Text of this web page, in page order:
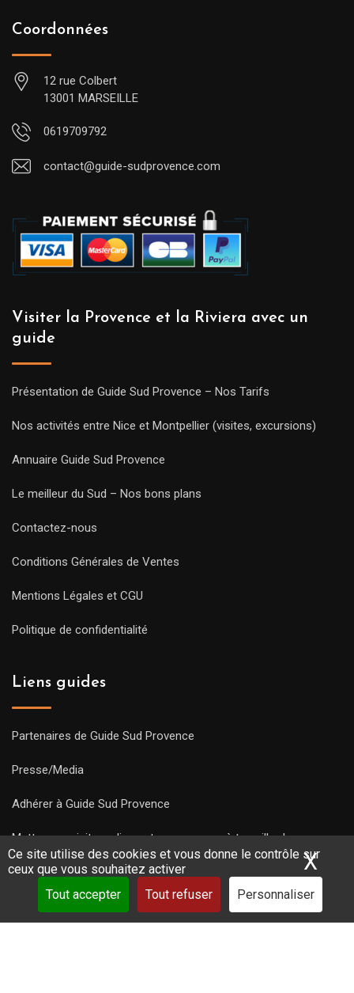
Ce site utilise des cookies et vous donne le contrôle sur
ceux que vous souhaitez activer
Tout accepter
Tout refuser Personnaliser
X
Coordonnées
12 rue Colbert
13001 MARSEILLE
0619709792
contact@guide-sudprovence.com
Visiter la Provence et la Riviera avec un
guide
Présentation de Guide Sud Provence – Nos Tarifs
Nos activités entre Nice et Montpellier (visites, excursions)
Annuaire Guide Sud Provence
Le meilleur du Sud – Nos bons plans
Contactez-nous
Conditions Générales de Ventes
Mentions Légales et CGU
Politique de confidentialité
Liens guides
Partenaires de Guide Sud Provence
Presse/Media
Adhérer à Guide Sud Provence
Mettre une visite en ligne et commencez à travailler !